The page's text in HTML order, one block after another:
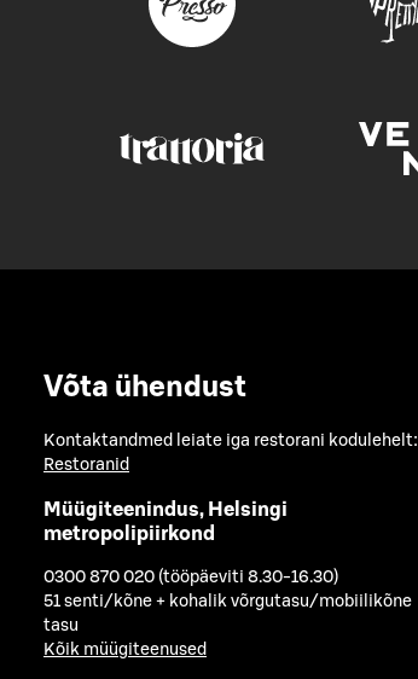
Võta ühendust
Kontaktandmed leiate iga restorani kodulehelt:
Restoranid
Müügiteenindus, Helsingi
metropolipiirkond
0300 870 020 (tööpäeviti 8.30-16.30)
51 senti/kõne + kohalik võrgutasu/mobiilikõne
tasu
Kõik müügiteenused